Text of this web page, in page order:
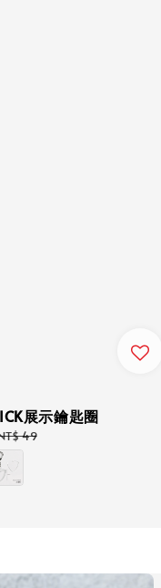
展示鑰匙圈
49